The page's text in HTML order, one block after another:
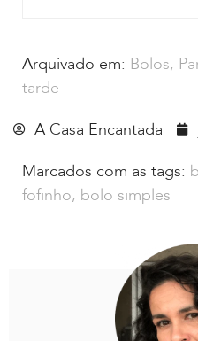
Arquivado em: Bolos,
tarde
A Casa Encantada
Marcados com as tags:
fofinho, bolo simples